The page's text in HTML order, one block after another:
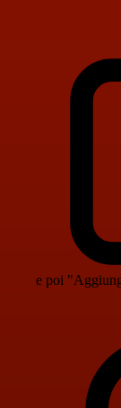
e poi